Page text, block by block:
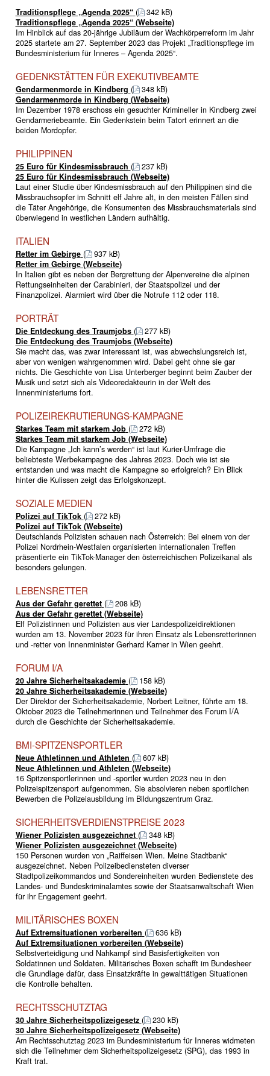
Traditionspflege „Agenda 2025“ (
342 kB)
Traditionspflege „Agenda 2025“ (Webseite)
Im Hinblick auf das 20-jährige Jubiläum der Wachkörperreform im Jahr
2025 startete am 27. September 2023 das Projekt „Traditionspflege im
Bundesministerium für Inneres – Agenda 2025“.
GEDENKSTÄTTEN FÜR EXEKUTIVBEAMTE
Gendarmenmorde in Kindberg (
348 kB)
Gendarmenmorde in Kindberg (Webseite)
Im Dezember 1978 erschoss ein gesuchter Krimineller in Kindberg zwei
Gendarmeriebeamte. Ein Gedenkstein beim Tatort erinnert an die
beiden Mordopfer.
PHILIPPINEN
25 Euro für Kindesmissbrauch (
237 kB)
25 Euro für Kindesmissbrauch (Webseite)
Laut einer Studie über Kindesmissbrauch auf den Philippinen sind die
Missbrauchsopfer im Schnitt elf Jahre alt, in den meisten Fällen sind
die Täter Angehörige, die Konsumenten des Missbrauchsmaterials sind
überwiegend in westlichen Ländern aufhältig.
ITALIEN
Retter im Gebirge (
937 kB)
Retter im Gebirge (Webseite)
In Italien gibt es neben der Bergrettung der Alpenvereine die alpinen
Rettungseinheiten der Carabinieri, der Staatspolizei und der
Finanzpolizei. Alarmiert wird über die Notrufe 112 oder 118.
PORTRÄT
Die Entdeckung des Traumjobs (
277 kB)
Die Entdeckung des Traumjobs (Webseite)
Sie macht das, was zwar interessant ist, was abwechslungsreich ist,
aber von wenigen wahrgenommen wird. Dabei geht ohne sie gar
nichts. Die Geschichte von Lisa Unterberger beginnt beim Zauber der
Musik und setzt sich als Videoredakteurin in der Welt des
Innenministeriums fort.
POLIZEIREKRUTIERUNGS-KAMPAGNE
Starkes Team mit starkem Job (
272 kB)
Starkes Team mit starkem Job (Webseite)
Die Kampagne „Ich kann’s werden“ ist laut Kurier-Umfrage die
beliebteste Werbekampagne des Jahres 2023. Doch wie ist sie
entstanden und was macht die Kampagne so erfolgreich? Ein Blick
hinter die Kulissen zeigt das Erfolgskonzept.
SOZIALE MEDIEN
Polizei auf TikTok (
272 kB)
Polizei auf TikTok (Webseite)
Deutschlands Polizisten schauen nach Österreich: Bei einem von der
Polizei Nordrhein-Westfalen organisierten internationalen Treffen
präsentierte ein TikTok-Manager den österreichischen Polizeikanal als
besonders gelungen.
LEBENSRETTER
Aus der Gefahr gerettet (
208 kB)
Aus der Gefahr gerettet (Webseite)
Elf Polizistinnen und Polizisten aus vier Landespolizeidirektionen
wurden am 13. November 2023 für ihren Einsatz als Lebensretterinnen
und -retter von Innenminister Gerhard Karner in Wien geehrt.
FORUM I/A
20 Jahre Sicherheitsakademie (
158 kB)
20 Jahre Sicherheitsakademie (Webseite)
Der Direktor der Sicherheitsakademie, Norbert Leitner, führte am 18.
Oktober 2023 die Teilnehmerinnen und Teilnehmer des Forum I/A
durch die Geschichte der Sicherheitsakademie.
BMI-SPITZENSPORTLER
Neue Athletinnen und Athleten (
607 kB)
Neue Athletinnen und Athleten (Webseite)
16 Spitzensportlerinnen und -sportler wurden 2023 neu in den
Polizeispitzensport aufgenommen. Sie absolvieren neben sportlichen
Bewerben die Polizeiausbildung im Bildungszentrum Graz.
SICHERHEITSVERDIENSTPREISE 2023
Wiener Polizisten ausgezeichnet (
348 kB)
Wiener Polizisten ausgezeichnet (Webseite)
150 Personen wurden von „Raiffeisen Wien. Meine Stadtbank“
ausgezeichnet. Neben Polizeibediensteten diverser
Stadtpolizeikommandos und Sondereinheiten wurden Bedienstete des
Landes- und Bundeskriminalamtes sowie der Staatsanwaltschaft Wien
für ihr Engagement geehrt.
MILITÄRISCHES BOXEN
Auf Extremsituationen vorbereiten (
636 kB)
Auf Extremsituationen vorbereiten (Webseite)
Selbstverteidigung und Nahkampf sind Basisfertigkeiten von
Soldatinnen und Soldaten. Militärisches Boxen schafft im Bundesheer
die Grundlage dafür, dass Einsatzkräfte in gewalttätigen Situationen
die Kontrolle behalten.
RECHTSSCHUTZTAG
30 Jahre Sicherheitspolizeigesetz (
230 kB)
30 Jahre Sicherheitspolizeigesetz (Webseite)
Am Rechtsschutztag 2023 im Bundesministerium für Inneres widmeten
sich die Teilnehmer dem Sicherheitspolizeigesetz (SPG), das 1993 in
Kraft trat.